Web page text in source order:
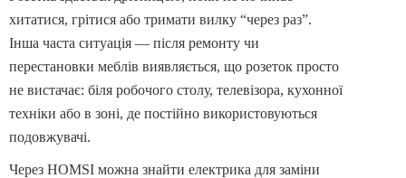
хитатися, грітися або тримати вилку “через раз”.
Інша часта ситуація — після ремонту чи
перестановки меблів виявляється, що розеток просто
не вистачає: біля робочого столу, телевізора, кухонної
техніки або в зоні, де постійно використовуються
подовжувачі.
Через HOMSI можна знайти електрика для заміни